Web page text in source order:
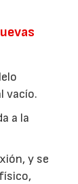
vacío.
a la
y se